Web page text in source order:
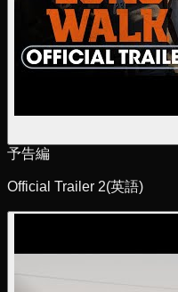
予告編
Official Trailer 2(英語)